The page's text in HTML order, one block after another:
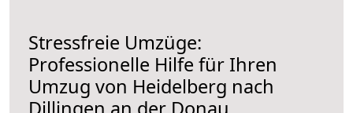
Stressfreie Umzüge:
Professionelle Hilfe für Ihren
Umzug von Heidelberg nach